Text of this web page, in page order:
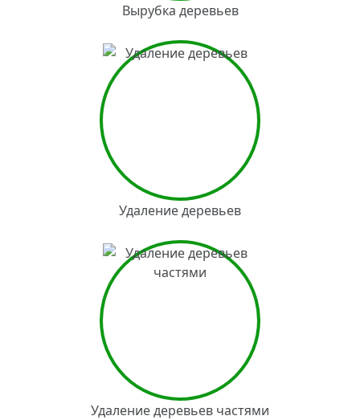
Вырубка деревьев
Удаление деревьев
Удаление деревьев частями